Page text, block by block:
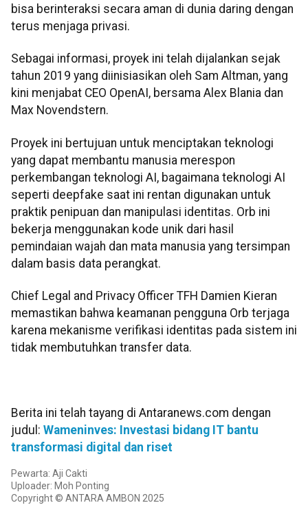
bisa berinteraksi secara aman di dunia daring dengan
terus menjaga privasi.
Sebagai informasi, proyek ini telah dijalankan sejak
tahun 2019 yang diinisiasikan oleh Sam Altman, yang
kini menjabat CEO OpenAI, bersama Alex Blania dan
Max Novendstern.
Proyek ini bertujuan untuk menciptakan teknologi
yang dapat membantu manusia merespon
perkembangan teknologi AI, bagaimana teknologi AI
seperti deepfake saat ini rentan digunakan untuk
praktik penipuan dan manipulasi identitas. Orb ini
bekerja menggunakan kode unik dari hasil
pemindaian wajah dan mata manusia yang tersimpan
dalam basis data perangkat.
Chief Legal and Privacy Officer TFH Damien Kieran
memastikan bahwa keamanan pengguna Orb terjaga
karena mekanisme verifikasi identitas pada sistem ini
tidak membutuhkan transfer data.
Berita ini telah tayang di Antaranews.com dengan
judul: Wameninves: Investasi bidang IT bantu
transformasi digital dan riset
Pewarta: Aji Cakti
Uploader: Moh Ponting
Copyright © ANTARA AMBON 2025